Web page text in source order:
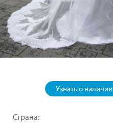
Узнать о наличии
Страна: